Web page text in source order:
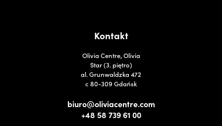
Kontakt
Olivia Centre, Olivia
Star (3. piętro)
al. Grunwaldzka 472
c 80-309 Gdańsk
biuro@oliviacentre.com
+48 58 739 61 00